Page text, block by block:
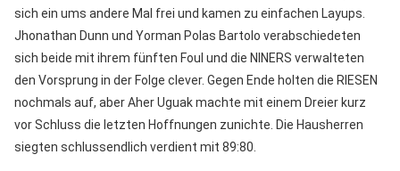
sich ein ums andere Mal frei und kamen zu einfachen Layups.
Jhonathan Dunn und Yorman Polas Bartolo verabschiedeten
sich beide mit ihrem fünften Foul und die NINERS verwalteten
den Vorsprung in der Folge clever. Gegen Ende holten die RIESEN
nochmals auf, aber Aher Uguak machte mit einem Dreier kurz
vor Schluss die letzten Hoffnungen zunichte. Die Hausherren
siegten schlussendlich verdient mit 89:80.